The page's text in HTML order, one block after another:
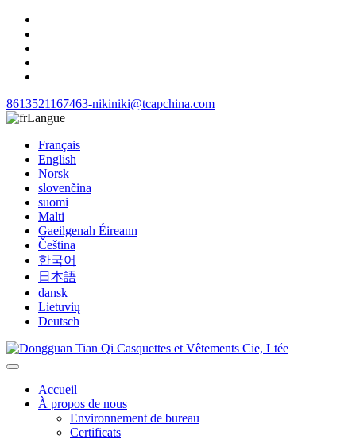
8613521167463-nikiniki@tcapchina.com
Langue
Français
English
Norsk
slovenčina
suomi
Malti
Gaeilgenah Éireann
Čeština
한국어
日本語
dansk
Lietuvių
Deutsch
Accueil
À propos de nous
Environnement de bureau
Certificats